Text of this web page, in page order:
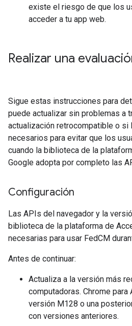
existe el riesgo de que los
acceder a tu app web.
Realizar una
Sigue estas instrucciones para
puede actualizar sin problemas a
actualización retrocompatible o si
necesarios para evitar que los
cuando la biblioteca de la
Google adopta por completo las
Configuración
Las APIs del navegador y la
biblioteca de la plataforma de
necesarias para usar FedCM
Antes de continuar:
Actualiza a la versión más
computadoras. Chrome para
versión M128 o una
con versiones anteriores.